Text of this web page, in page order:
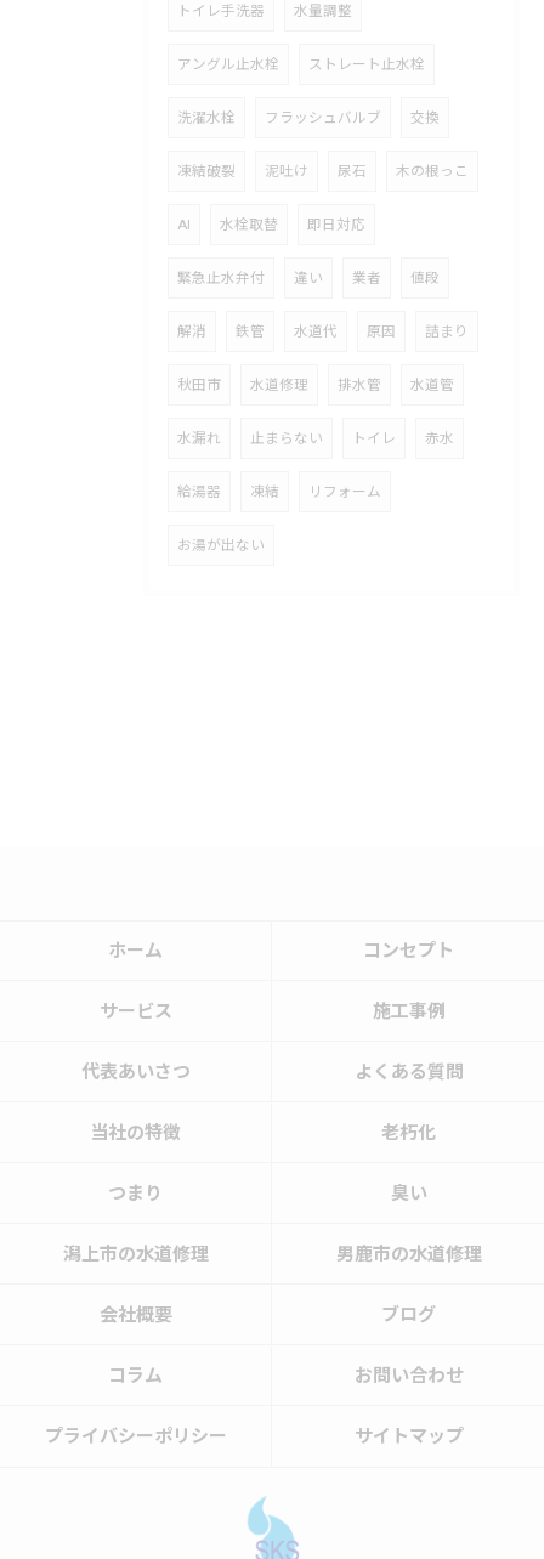
トイレ手洗器 水量調整
アングル止水栓 ストレート止水栓
洗濯水栓 フラッシュバルブ 交換
凍結破裂 泥吐け 尿石 木の根っこ
AI 水栓取替 即日対応
緊急止水弁付 違い 業者 値段
解消 鉄管 水道代 原因 詰まり
秋田市 水道修理 排水管 水道管
水漏れ 止まらない トイレ 赤水
給湯器 凍結 リフォーム
お湯が出ない
ホーム コンセプト
サービス 施工事例
代表あいさつ よくある質問
当社の特徴 老朽化
つまり 臭い
潟上市の水道修理 男鹿市の水道修理
会社概要 ブログ
コラム お問い合わせ
プライバシーポリシー サイトマップ